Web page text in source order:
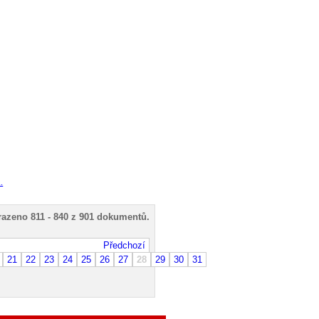
811 - 840 z 901 dokumentů.
21 22 23 24 25 26 27 28 29 30
31